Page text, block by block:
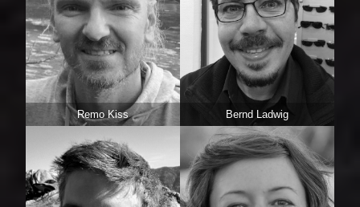
Remo Kiss Bernd Ladwig